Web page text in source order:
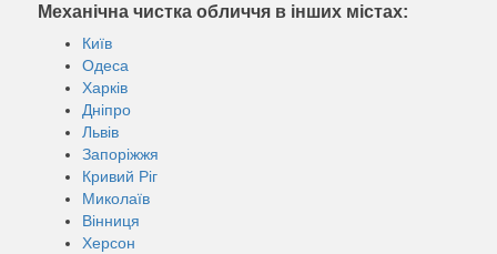
Механічна чистка обличчя в інших містах:
Київ
Одеса
Харків
Дніпро
Львів
Запоріжжя
Кривий Ріг
Миколаїв
Вінниця
Херсон